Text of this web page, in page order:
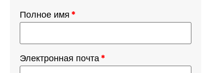
Полное имя *
Электронная почта*